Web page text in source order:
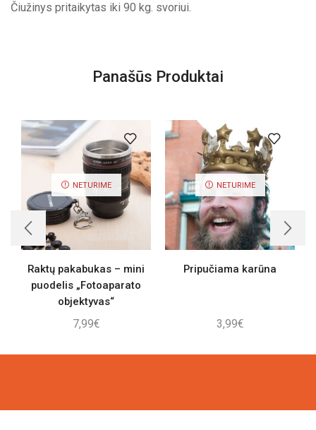
Čiužinys pritaikytas iki 90 kg. svoriui.
Panašūs Produktai
NETURIME
Raktų pakabukas – mini
puodelis „Fotoaparato
objektyvas“
7,99€
NETURIME
Pripučiama karūna
3,99€